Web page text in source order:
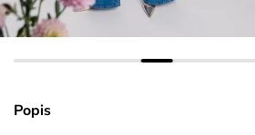
Popis